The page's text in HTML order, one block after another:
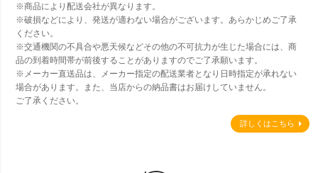
※商品により配送会社が異なります。
※破損などにより、発送が適わない場合がございます。あらかじめご了承
ください。
※交通機関の不具合や悪天候などその他の不可抗力が生じた場合には、商
品の到着時間帯が前後することがありますのでご了承願います。
※メーカー直送品は、メーカー指定の配送業者となり日時指定が承れない
場合があります。また、当店からの納品書はお届けしていません。
ご了承ください。
詳しくはこちら